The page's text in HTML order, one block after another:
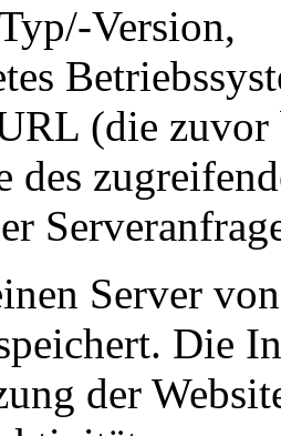
Version,
(die zuvor
des
Server
Die
der